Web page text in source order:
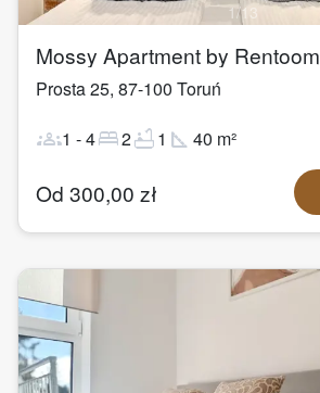
1 /13
Mossy Apartment by Rentoom
Prosta 25, 87-100 Toruń
groups1 -4bed2bathtub1 square_foot 40 m²
Od 300,00 zł